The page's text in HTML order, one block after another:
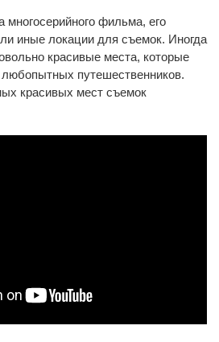
многосерийного фильма, его
иные локации для съемок. Иногда
красивые места, которые
путешественников.
красивых мест съемок